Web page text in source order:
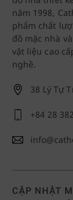
năm 1998,
phẩm chất
đồ mặc nhà
vật liệu cao
nghề.
38 Lý Tự
+84 28
CẬP NHẬT